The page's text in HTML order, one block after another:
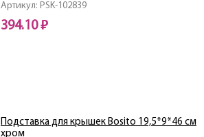
Артикул: PSK-102839
394.10 ₽
Подставка для крышек Bosito 19,5*9*46 см
хром